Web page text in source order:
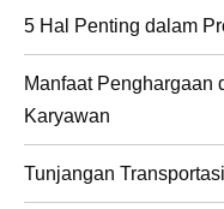
5 Hal Penting dalam
Manfaat Penghargaan
Karyawan
Tunjangan